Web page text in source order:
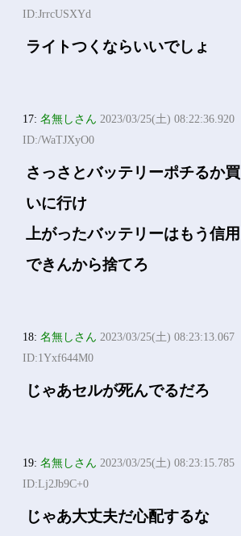
ID:JrrcUSXYd
ライトつくならいいでしょ
17:名無しさん 2023/03/25(土) 08:22:36.920
ID:/WaTJXyO0
さっさとバッテリーポチるか買
いに行け
上がったバッテリーはもう信用
できんから捨てろ
18:名無しさん 2023/03/25(土) 08:23:13.067
ID:1Yxf644M0
じゃあセルが死んでるだろ
19:名無しさん 2023/03/25(土) 08:23:15.785
ID:Lj2Jb9C+0
じゃあ大丈夫だ心配するな